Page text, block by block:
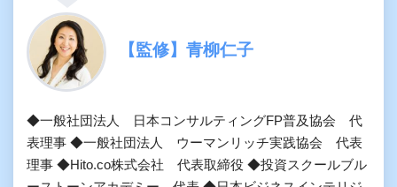
【監修】青柳仁子
◆一般社団法人 日本コンサルティングFP普及協会 代
表理事 ◆一般社団法人 ウーマンリッチ実践協会 代表
理事 ◆Hito.co株式会社 代表取締役 ◆投資スクールブル